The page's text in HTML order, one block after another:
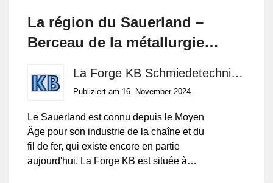
Intelligence sind beliebt. Data Analysts leisten einen
wichtigen Beitrag, indem sie Unternehmen helfen,
fundierte Entscheidungen zu treffen und
Wissen und Wissen in konkrete Handlungsmöglichkeiten.
La région du Sauerland –
Berceau de la métallurgie
La Forge KB Schmiedetechnik GmbH
Publiziert am 16. November 2024
Le Sauerland est connu depuis le Moyen
Âge pour son industrie de la chaîne et du
fil de fer, qui existe encore en partie
aujourd'hui. La Forge KB est située à